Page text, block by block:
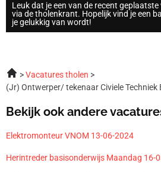
Leuk dat je een van de recent
via de tholenkrant. Hopelijk vind je een
je gelukkig van wordt!
Vacatures tholen
(Jr) Ontwerper/ tekenaar Civiele
Bekijk ook andere
Elektromonteur VNOM 13-06-2024
Herintreder basisonderwijs Maandag 16-